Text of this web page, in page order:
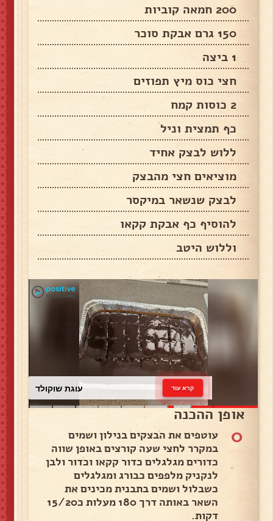
200 חמאה קוביות
150 גרם אבקת סוכר
1 ביצה
חצי כוס מיץ תפוזים
2 כוסות קמח
כף תמצית וניל
ללוש לבצק אחיד
מוציאים חצי מהבצק
לבצק שנשאר במיקסר
להוסיף כף אבקת קקאו
וללוש היטב
עוגת שוקולד קרא עוד
אופן ההכנה
0
עוטפים את הבצקים בנילון ושמים
במקרר לחצי שעה קורצים באופן שווה
כדורים מגלגלים כדור קקאו וכדור ולבן
לנקניק מלפפים כבורג ומגלגלים
כשבלול ושמים בתבנית מכינים את
השאר באותה דרך 180 מעלות כ15/20
דקות.